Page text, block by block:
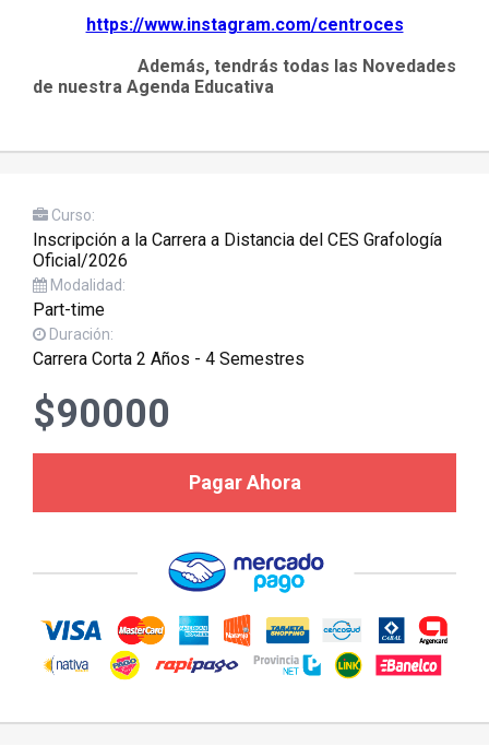
https://www.instagram.com/centroces
Además, tendrás todas las Novedades
de nuestra Agenda Educativa
Curso:
Inscripción a la Carrera a Distancia del CES Grafología
Oficial/2026
Modalidad:
Part-time
Duración:
Carrera Corta 2 Años - 4 Semestres
$90000
Pagar Ahora